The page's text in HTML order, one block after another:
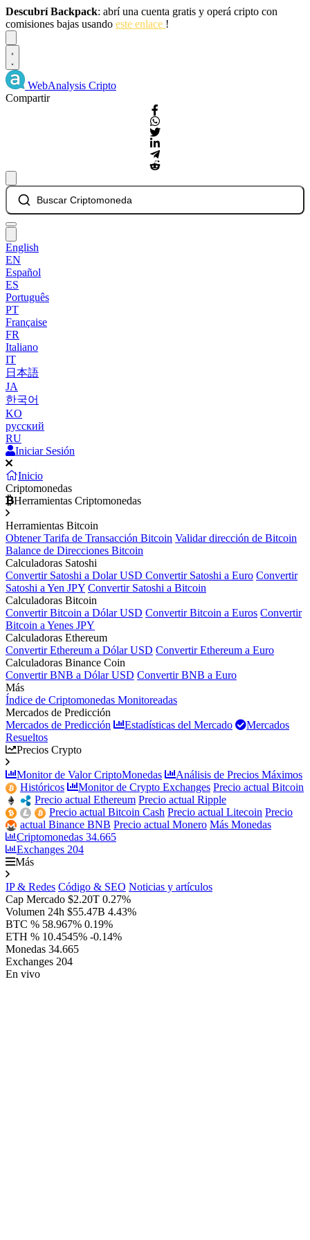
Descubrí Backpack: abrí una cuenta gratis y operá cripto con
comisiones bajas usando este enlace !
WebAnalysis Cripto
Compartir
Buscar Criptomoneda
English
EN
Español
ES
Português
PT
Française
FR
Italiano
IT
日本語
JA
한국어
KO
русский
RU
Iniciar Sesión
Inicio
Criptomonedas
Herramientas Criptomonedas
Herramientas Bitcoin
Obtener Tarifa de Transacción Bitcoin Validar dirección de Bitcoin
Balance de Direcciones Bitcoin
Calculadoras Satoshi
Convertir Satoshi a Dolar USD Convertir Satoshi a Euro Convertir
Satoshi a Yen JPY Convertir Satoshi a Bitcoin
Calculadoras Bitcoin
Convertir Bitcoin a Dólar USD Convertir Bitcoin a Euros Convertir
Bitcoin a Yenes JPY
Calculadoras Ethereum
Convertir Ethereum a Dólar USD Convertir Ethereum a Euro
Calculadoras Binance Coin
Convertir BNB a Dólar USD Convertir BNB a Euro
Más
Índice de Criptomonedas Monitoreadas
Mercados de Predicción
Mercados de Predicción
Estadísticas del Mercado
Mercados
Resueltos
Precios Crypto
Monitor de Valor CriptoMonedas
Análisis de Precios Máximos
Históricos
Monitor de Crypto Exchanges Precio actual Bitcoin
Precio actual Ethereum Precio actual Ripple
Precio actual Bitcoin Cash Precio actual Litecoin Precio
actual Binance BNB Precio actual Monero Más Monedas
Criptomonedas 34.665
Exchanges 204
Más
IP & Redes Código & SEO Noticias y artículos
Cap Mercado $2.20T 0.27%
Volumen 24h $55.47B 4.43%
BTC % 58.967% 0.19%
ETH % 10.4545% -0.14%
Monedas 34.665
Exchanges 204
En vivo